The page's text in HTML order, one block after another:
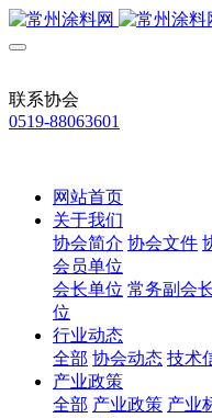
联系协会
0519-88063601
网站首页
关于我们
协会简介 协会文件
会员单位
会长单位 常务副会
位
行业动态
全部 协会动态 技术
产业政策
全部 产业政策 产业